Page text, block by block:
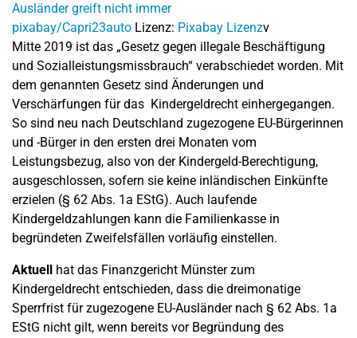
pixabay/Capri23auto Lizenz: Pixabay Lizenzv
Mitte 2019 ist das „Gesetz gegen illegale Beschäftigung
und Sozialleistungsmissbrauch“ verabschiedet worden. Mit
dem genannten Gesetz sind Änderungen und
Verschärfungen für das Kindergeldrecht einhergegangen.
So sind neu nach Deutschland zugezogene EU-Bürgerinnen
und -Bürger in den ersten drei Monaten vom
Leistungsbezug, also von der Kindergeld-Berechtigung,
ausgeschlossen, sofern sie keine inländischen Einkünfte
erzielen (§ 62 Abs. 1a EStG). Auch laufende
Kindergeldzahlungen kann die Familienkasse in
begründeten Zweifelsfällen vorläufig einstellen.
Aktuell hat das Finanzgericht Münster zum
Kindergeldrecht entschieden, dass die dreimonatige
Sperrfrist für zugezogene EU-Ausländer nach § 62 Abs. 1a
EStG nicht gilt, wenn bereits vor Begründung des